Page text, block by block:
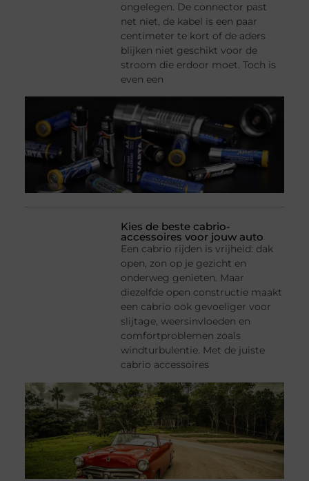
ongelegen. De connector past
net niet, de kabel is een paar
centimeter te kort of de aders
blijken niet geschikt voor de
stroom die erdoor moet. Toch is
even een
Kies de beste cabrio-
accessoires voor jouw auto
Een cabrio rijden is vrijheid: dak
open, zon op je gezicht en
onderweg genieten. Maar
diezelfde open constructie maakt
een cabrio ook gevoeliger voor
slijtage, weersinvloeden en
comfortproblemen zoals
windturbulentie. Met de juiste
cabrio accessoires